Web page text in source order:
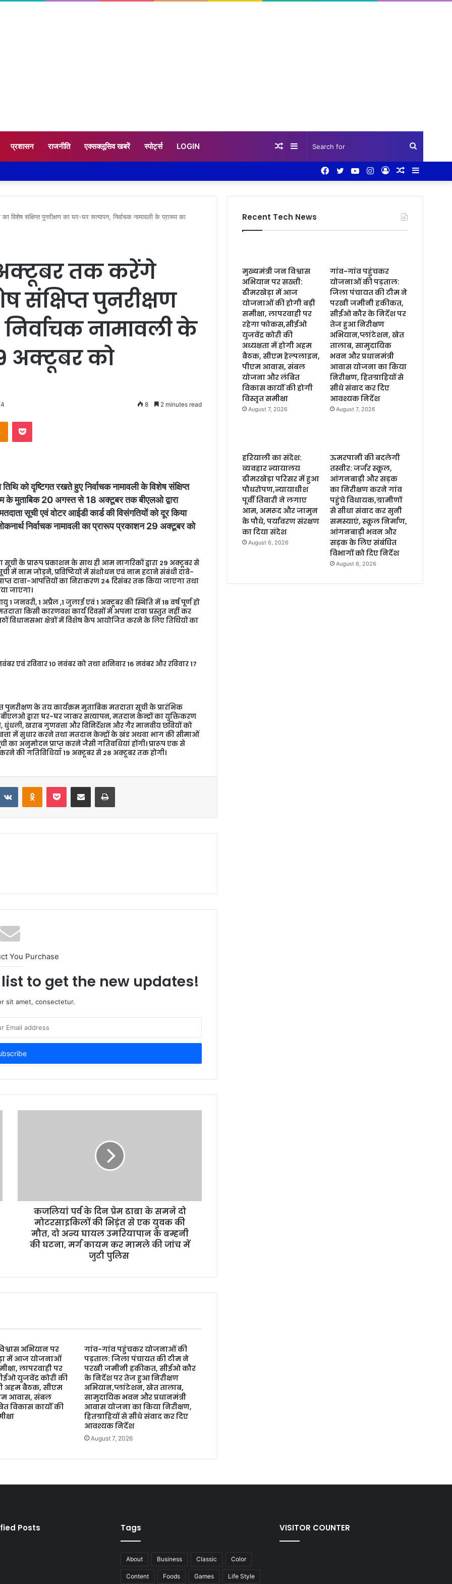
प्रशासन राजनीति एक्सक्लूसिव खबरें स्पोर्ट्स LOGIN
for
Sidebar
Random
Random
Log
Instagram
YouTube
Twitter
Facebook
संक्षिप्त पुनरीक्षण का घर-घर सत्यापन, निर्वाचक नामावली के प्रारूप का
तक करेंगे
संक्षिप्त पुनरीक्षण
नामावली के
अक्टूबर को
8 2 minutes read
को दृष्टिगत रखते हुए निर्वाचक नामावली के विशेष संक्षिप्त
के मुताबिक 20 अगस्त से 18 अक्टूबर तक बीएलओ द्वारा
सूची एवं वोटर आईडी कार्ड की विसंगतियों को दूर किया
निर्वाचक नामावली का प्रारूप प्रकाशन 29 अक्टूबर को
के प्रारूप प्रकाशन के साथ ही आम नागरिकों द्वारा 29 अक्टूबर से
में नाम जोड़ने, प्रविष्टियों में संशोधन एवं नाम हटाने संबंधी दावे-
दावा-आपत्तियों का निराकरण 24 दिसंबर तक किया जाएगा तथा
जाएगा।
जनवरी, 1 अप्रैल ,1 जुलाई एवं 1 अक्टूबर की स्थिति में 18 वर्ष पूर्ण हो
किसी कारणवश कार्य दिवसों में अपना दावा प्रस्तुत नहीं कर
विधानसभा क्षेत्रों में विशेष कैंप आयोजित करने के लिए तिथियों का
एवं रविवार 10 नवंबर को तथा शनिवार 16 नवंबर और रविवार 17
पुनरीक्षण के तय कार्यक्रम मुताबिक मतदाता सूची के प्रारंभिक
द्वारा घर-घर जाकर सत्यापन, मतदान केन्द्रों का युक्तिकरण
खराब गुणवत्ता और विनिर्देशन और गैर मानवीय छवियों को
में सुधार करने तथा मतदान केन्द्रों के खंड अथवा भाग की सीमाओं
अनुमोदन प्राप्त करने जैसी गतिवधियां होंगी। प्रारूप एक से
की गतिविधियाँ 19 अक्टूबर से 28 अक्टूबर तक होगी।
You Purchase
to get the new updates!
sit amet, consectetur.
कजलियां पर्व के दिन प्रेम ढाबा के समने दो
मोटरसाइकिलों की भिड़ंत से एक युवक की
मौत, दो अन्य घायल उमरियापान के बम्हनी
की घटना, मर्ग कायम कर मामले की जांच में
जुटी पुलिस
अभियान पर
में आज योजनाओं
लापरवाही पर
युजवेंद्र कोरी की
अहम बैठक, सीएम
आवास, संबल
विकास कार्यों की
गांव-गांव पहुंचकर योजनाओं की
पड़ताल: जिला पंचायत की टीम ने
परखी जमीनी हकीकत, सीईओ कौर
के निर्देश पर तेज हुआ निरीक्षण
अभियान,प्लांटेशन, खेत तालाब,
सामुदायिक भवन और प्रधानमंत्री
आवास योजना का किया निरीक्षण,
हितग्राहियों से सीधे संवाद कर दिए
आवश्यक निर्देश
August 7, 2026
Recent Tech News
मुख्यमंत्री जन विश्वास
अभियान पर सख्ती:
ढीमरखेड़ा में आज
योजनाओं की होगी बड़ी
समीक्षा, लापरवाही पर
रहेगा फोकस,सीईओ
युजवेंद्र कोरी की
अध्यक्षता में होगी अहम
बैठक, सीएम हेल्पलाइन,
पीएम आवास, संबल
योजना और लंबित
विकास कार्यों की होगी
विस्तृत समीक्षा
August 7, 2026
गांव-गांव पहुंचकर
योजनाओं की पड़ताल:
जिला पंचायत की टीम ने
परखी जमीनी हकीकत,
सीईओ कौर के निर्देश पर
तेज हुआ निरीक्षण
अभियान,प्लांटेशन, खेत
तालाब, सामुदायिक
भवन और प्रधानमंत्री
आवास योजना का किया
निरीक्षण, हितग्राहियों से
सीधे संवाद कर दिए
आवश्यक निर्देश
August 7, 2026
हरियाली का संदेश:
व्यवहार न्यायालय
ढीमरखेड़ा परिसर में हुआ
पौधरोपण,न्यायाधीश
पूर्वी तिवारी ने लगाए
आम, अमरूद और जामुन
के पौधे, पर्यावरण संरक्षण
का दिया संदेश
August 6, 2026
ऊमरपानी की बदलेगी
तस्वीर: जर्जर स्कूल,
आंगनबाड़ी और सड़क
का निरीक्षण करने गांव
पहुंचे विधायक,ग्रामीणों
से सीधा संवाद कर सुनी
समस्याएं, स्कूल निर्माण,
आंगनबाड़ी भवन और
सड़क के लिए संबंधित
विभागों को दिए निर्देश
August 6, 2026
Posts Tags
About Business Classic Color
Content Foods Games Life Style
VISITOR COUNTER